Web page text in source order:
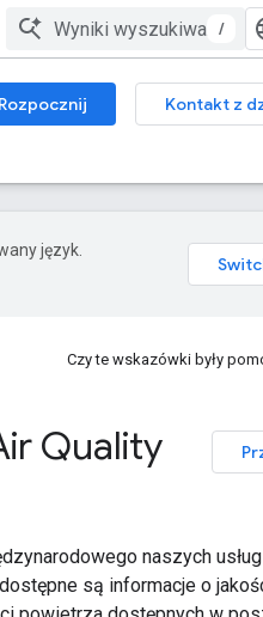
/
Rozpocznij
Kontakt z
język.
Czy te wskazówki były
Quality
naszych
są informacje o